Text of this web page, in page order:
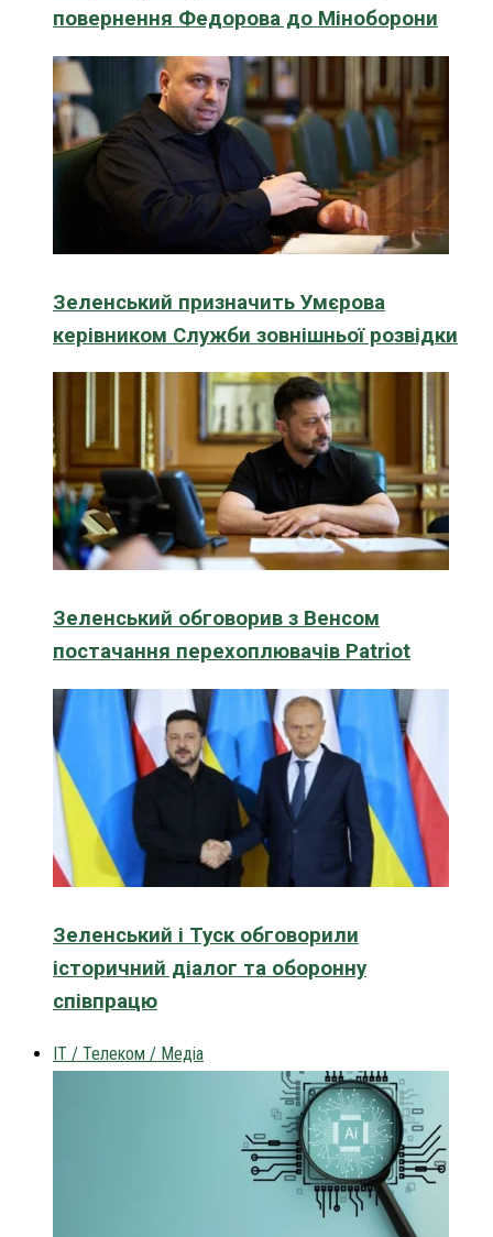
повернення Федорова до Міноборони
Зеленський призначить Умєрова
керівником Служби зовнішньої розвідки
Зеленський обговорив з Венсом
постачання перехоплювачів Patriot
Зеленський і Туск обговорили
історичний діалог та оборонну
співпрацю
IT / Телеком / Медіа